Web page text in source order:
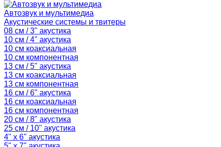
Автозвук и мультимедиа
Акустические системы и твитеры
08 см / 3" акустика
10 см / 4" акустика
10 см коаксиальная
10 см компонентная
13 см / 5" акустика
13 см коаксиальная
13 см компонентная
16 см / 6" акустика
16 см коаксиальная
16 см компонентная
20 см / 8" акустика
25 см / 10" акустика
4" x 6" акустика